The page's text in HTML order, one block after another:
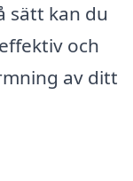
sätt kan du
och
av ditt